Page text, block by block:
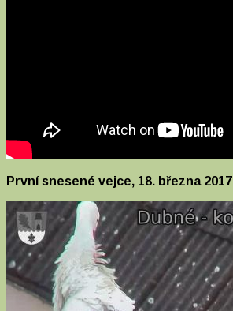
První snesené vejce, 18. března 2017